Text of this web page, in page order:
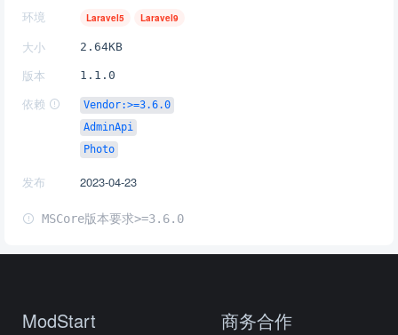
环境 Laravel5 Laravel9
大小 2.64KB
版本 1.1.0
依赖
Vendor:>=3.6.0
AdminApi
Photo
发布 2023-04-23
MSCore版本要求>=3.6.0
ModStart 商务合作